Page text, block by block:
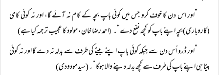
”اور اس دن کا خوف کرو جس میں کوئی باپ بچہ کے کام نہ آئے گا، اور نہ کوئی کامی
(کاروباری) بچہ اپنے باپ کو کچھ نفع دے“۔ (احمد رضا خان، مولود کا عجیب ترجمہ کیا ہے)
”اور ڈرو اُس دن سے جبکہ کوئی باپ اپنے بیٹے کی طرف سے بدلہ نہ دے گا اور نہ کوئی
بیٹا ہی اپنے باپ کی طرف سے کچھ بدلہ دینے والا ہوگا “۔(سید مودودی)